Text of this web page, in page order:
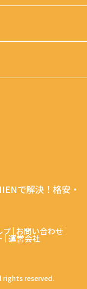
で解決！格安・
プ お問い合わせ
運営会社
rights reserved.